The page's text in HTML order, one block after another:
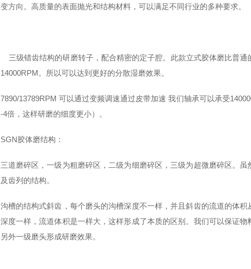
变方向。高质量的表面抛光和结构材料，可以满足不同行业的多种要求。
三级错齿结构的研磨转子，配合精密的定子腔。此款立式胶体磨比普通
14000RPM。所以可以达到更好的分散湿磨效果。
7890/13789RPM 可以通过变频调速通过皮带加速 我们轴承可以承受
-4倍，这样研磨的细度更小）。
SGN胶体磨结构：
三道磨碎区，一级为粗磨碎区，二级为细磨碎区，三级为超微磨碎区。
及齿列的结构。
沟槽的结构式斜齿，每个磨头的沟槽深度不一样，并且斜齿的流道的体
深度一样，流道体积是一样大，这样形成了本质的区别。我们可以保证
另外一级磨头形成研磨效果。